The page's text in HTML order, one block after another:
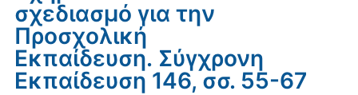
σχεδιασμό για την
Προσχολική
Εκπαίδευση. Σύγχρονη
Eκπαίδευση 146, σσ. 55-67